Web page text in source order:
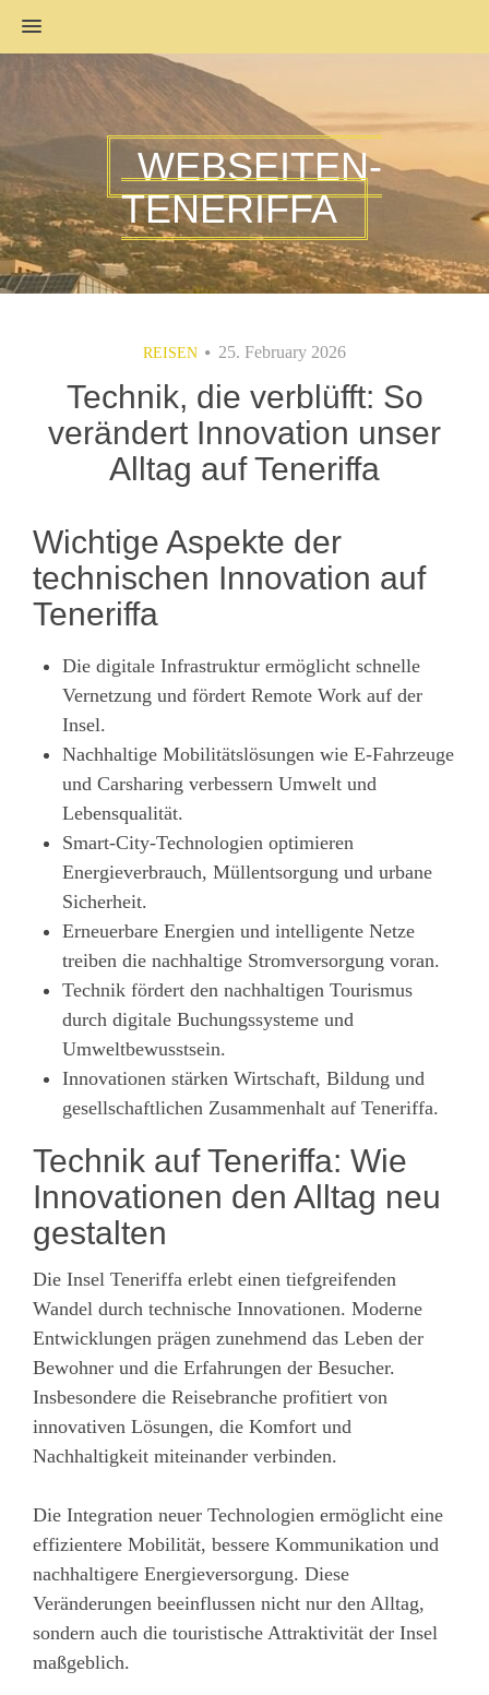
MENU
WEBSEITEN-
TENERIFFA
REISEN 25. February 2026
Technik, die verblüfft: So
verändert Innovation unser
Alltag auf Teneriffa
Wichtige Aspekte der
technischen Innovation auf
Teneriffa
Die digitale Infrastruktur ermöglicht schnelle
Vernetzung und fördert Remote Work auf der
Insel.
Nachhaltige Mobilitätslösungen wie E-Fahrzeuge
und Carsharing verbessern Umwelt und
Lebensqualität.
Smart-City-Technologien optimieren
Energieverbrauch, Müllentsorgung und urbane
Sicherheit.
Erneuerbare Energien und intelligente Netze
treiben die nachhaltige Stromversorgung voran.
Technik fördert den nachhaltigen Tourismus
durch digitale Buchungssysteme und
Umweltbewusstsein.
Innovationen stärken Wirtschaft, Bildung und
gesellschaftlichen Zusammenhalt auf Teneriffa.
Technik auf Teneriffa: Wie
Innovationen den Alltag neu
gestalten
Die Insel Teneriffa erlebt einen tiefgreifenden
Wandel durch technische Innovationen. Moderne
Entwicklungen prägen zunehmend das Leben der
Bewohner und die Erfahrungen der Besucher.
Insbesondere die Reisebranche profitiert von
innovativen Lösungen, die Komfort und
Nachhaltigkeit miteinander verbinden.
Die Integration neuer Technologien ermöglicht eine
effizientere Mobilität, bessere Kommunikation und
nachhaltigere Energieversorgung. Diese
Veränderungen beeinflussen nicht nur den Alltag,
sondern auch die touristische Attraktivität der Insel
maßgeblich.